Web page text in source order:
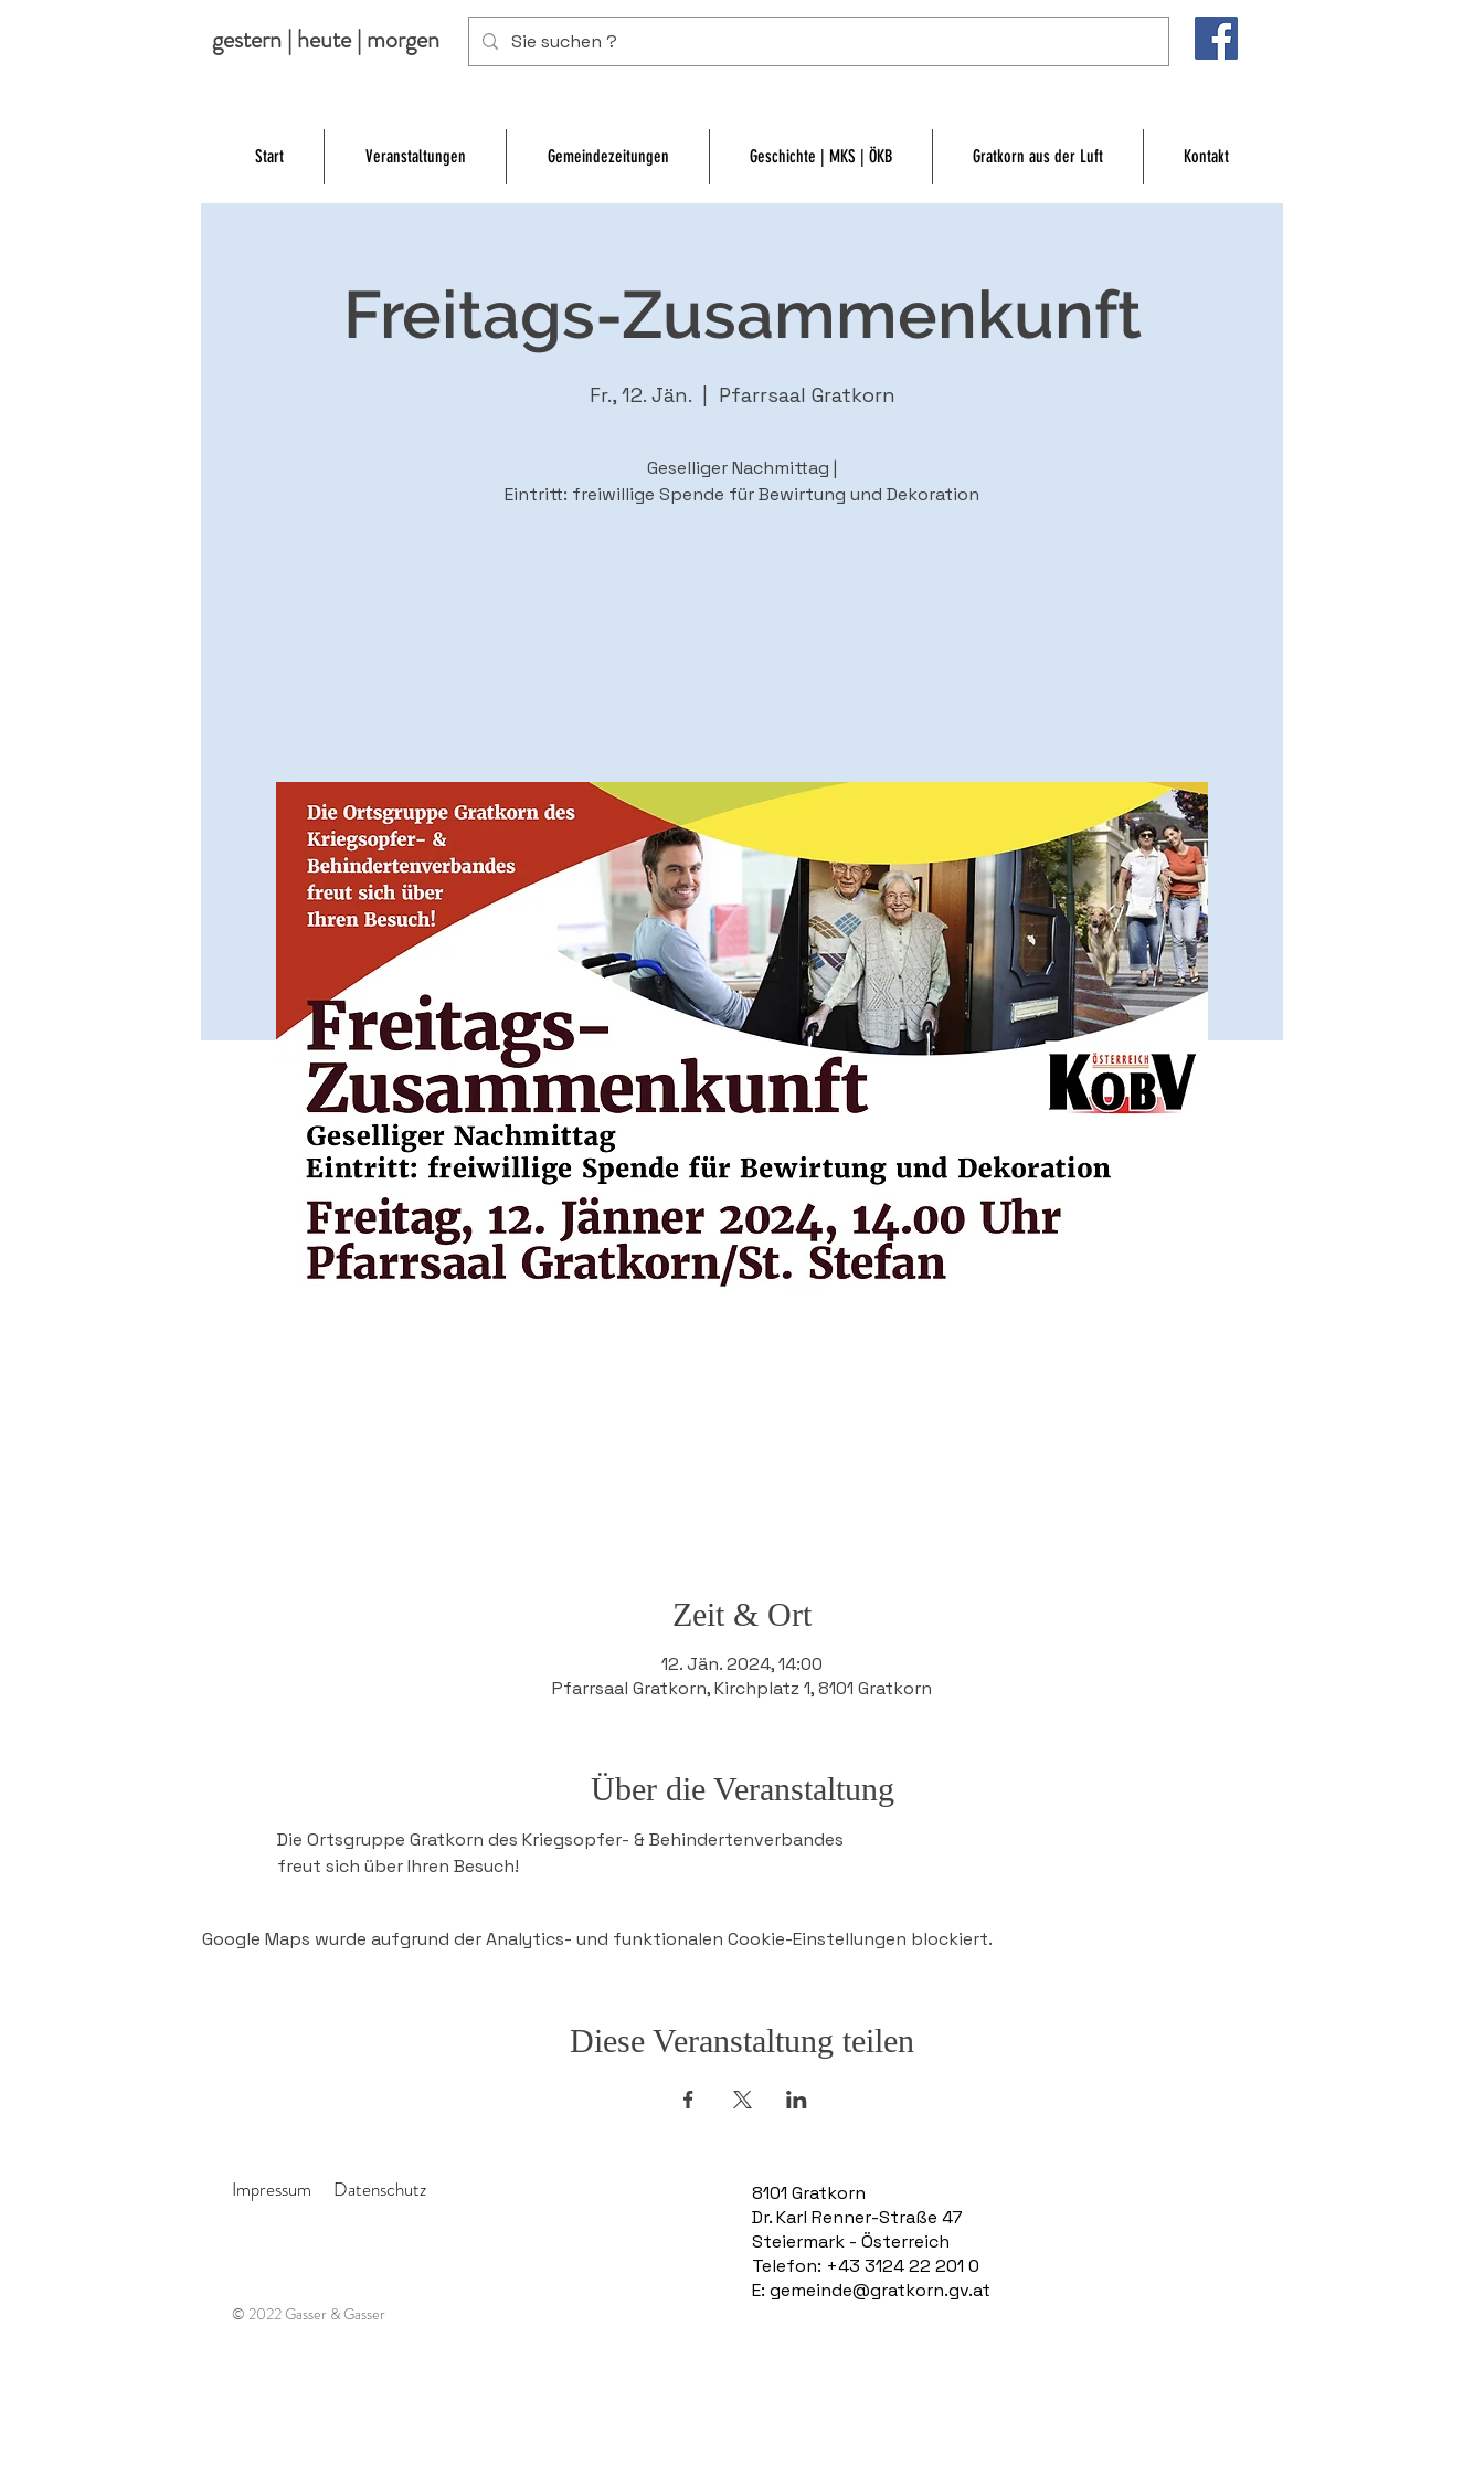
gestern | heute | morgen
Start Veranstaltungen Gemeindezeitungen Geschichte | MKS | ÖKB Gratkorn aus der Luft Kontakt
Freitags-Zusammenkunft
Fr., 12. Jän.
  |
Pfarrsaal Gratkorn
Geselliger Nachmittag |
Zeit & Ort
12. Jän. 2024, 14:00
Pfarrsaal Gratkorn, Kirchplatz 1, 8101 Gratkorn
Über die Veranstaltung
Die Ortsgruppe Gratkorn des Kriegsopfer- & Behindertenverbandes
freut sich über Ihren Besuch!
Google Maps wurde aufgrund der Analytics- und funktionalen Cookie-Einstellungen blockiert.
Diese Veranstaltung teilen
Impressum Datenschutz
8101 Gratkorn
Dr. Karl Renner-Straße 47
Steiermark - Österreich
Telefon: +43 3124 22 201 0
E: gemeinde@gratkorn.gv.at
© 2022 Gasser & Gasser